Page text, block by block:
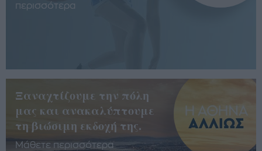
περισσότερα
Ξαναχτίζουμε την πόλη
μας και ανακαλύπτουμε
τη βιώσιμη εκδοχή της.
Μάθετε περισσότερα